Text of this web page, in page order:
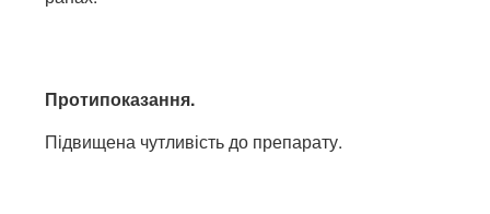
Протипоказання.
Підвищена чутливість до препарату.